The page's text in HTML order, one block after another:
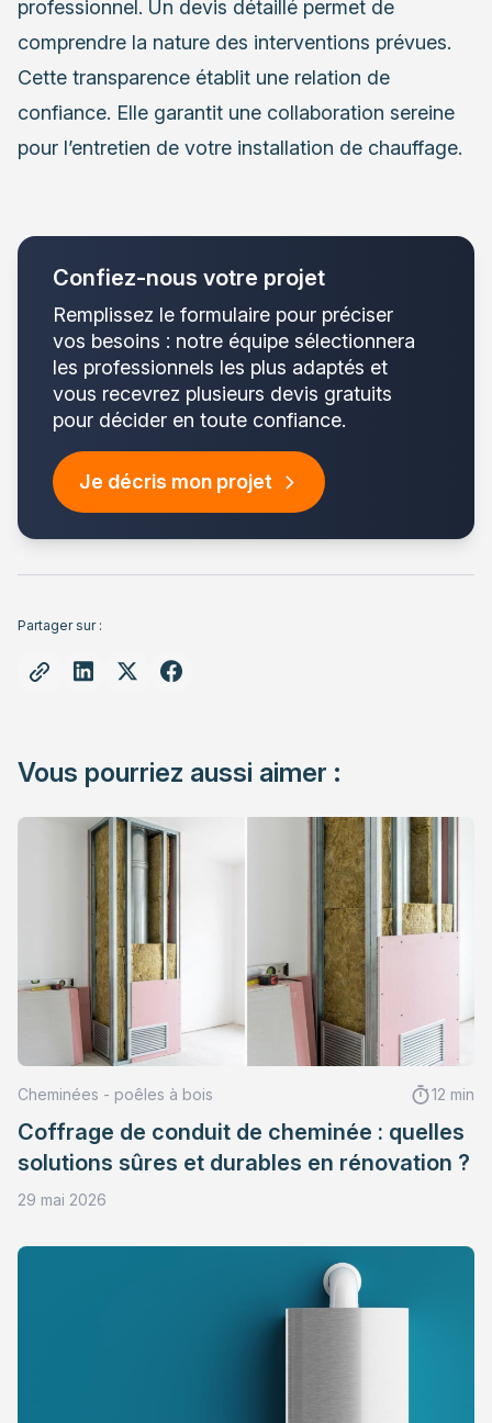
professionnel. Un devis détaillé permet de
comprendre la nature des interventions prévues.
Cette transparence établit une relation de
confiance. Elle garantit une collaboration sereine
pour l’entretien de votre installation de chauffage.
Confiez-nous votre projet
Remplissez le formulaire pour préciser
vos besoins : notre équipe sélectionnera
les professionnels les plus adaptés et
vous recevrez plusieurs devis gratuits
pour décider en toute confiance.
Je décris mon projet
Partager sur :
Vous pourriez aussi aimer :
Cheminées - poêles à bois 12 min
Coffrage de conduit de cheminée : quelles
solutions sûres et durables en rénovation ?
29 mai 2026